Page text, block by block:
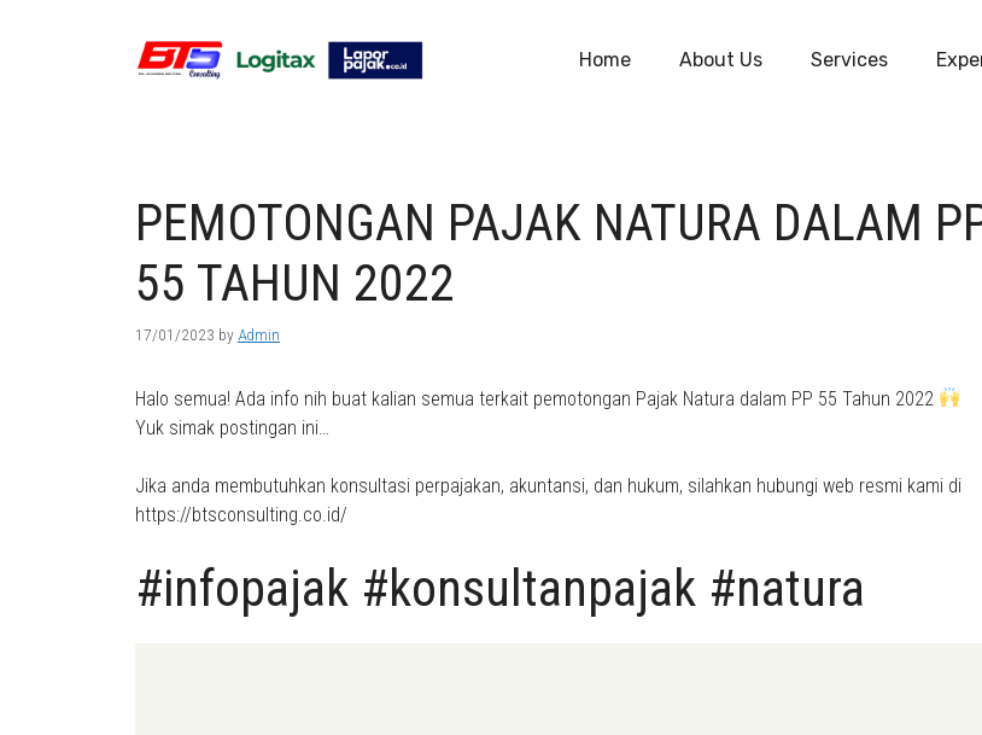
Home About Us Services
PEMOTONGAN PAJAK NATURA DALAM
55 TAHUN 2022
17/01/2023 by Admin
Halo semua! Ada info nih buat kalian semua terkait pemotongan Pajak Natura dalam PP 55 Tahun 2022
Yuk simak postingan ini…
Jika anda membutuhkan konsultasi perpajakan, akuntansi, dan hukum, silahkan hubungi web resmi kami di
https://btsconsulting.co.id/
#infopajak #konsultanpajak #natura